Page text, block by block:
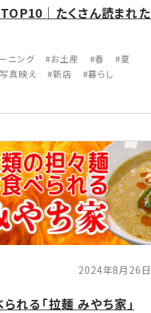
｜たくさん読まれた
ニング #お土産 #春
#夏
真映え #新店
#暮らし
2024年8月26日
れる「拉麺 みやち家」